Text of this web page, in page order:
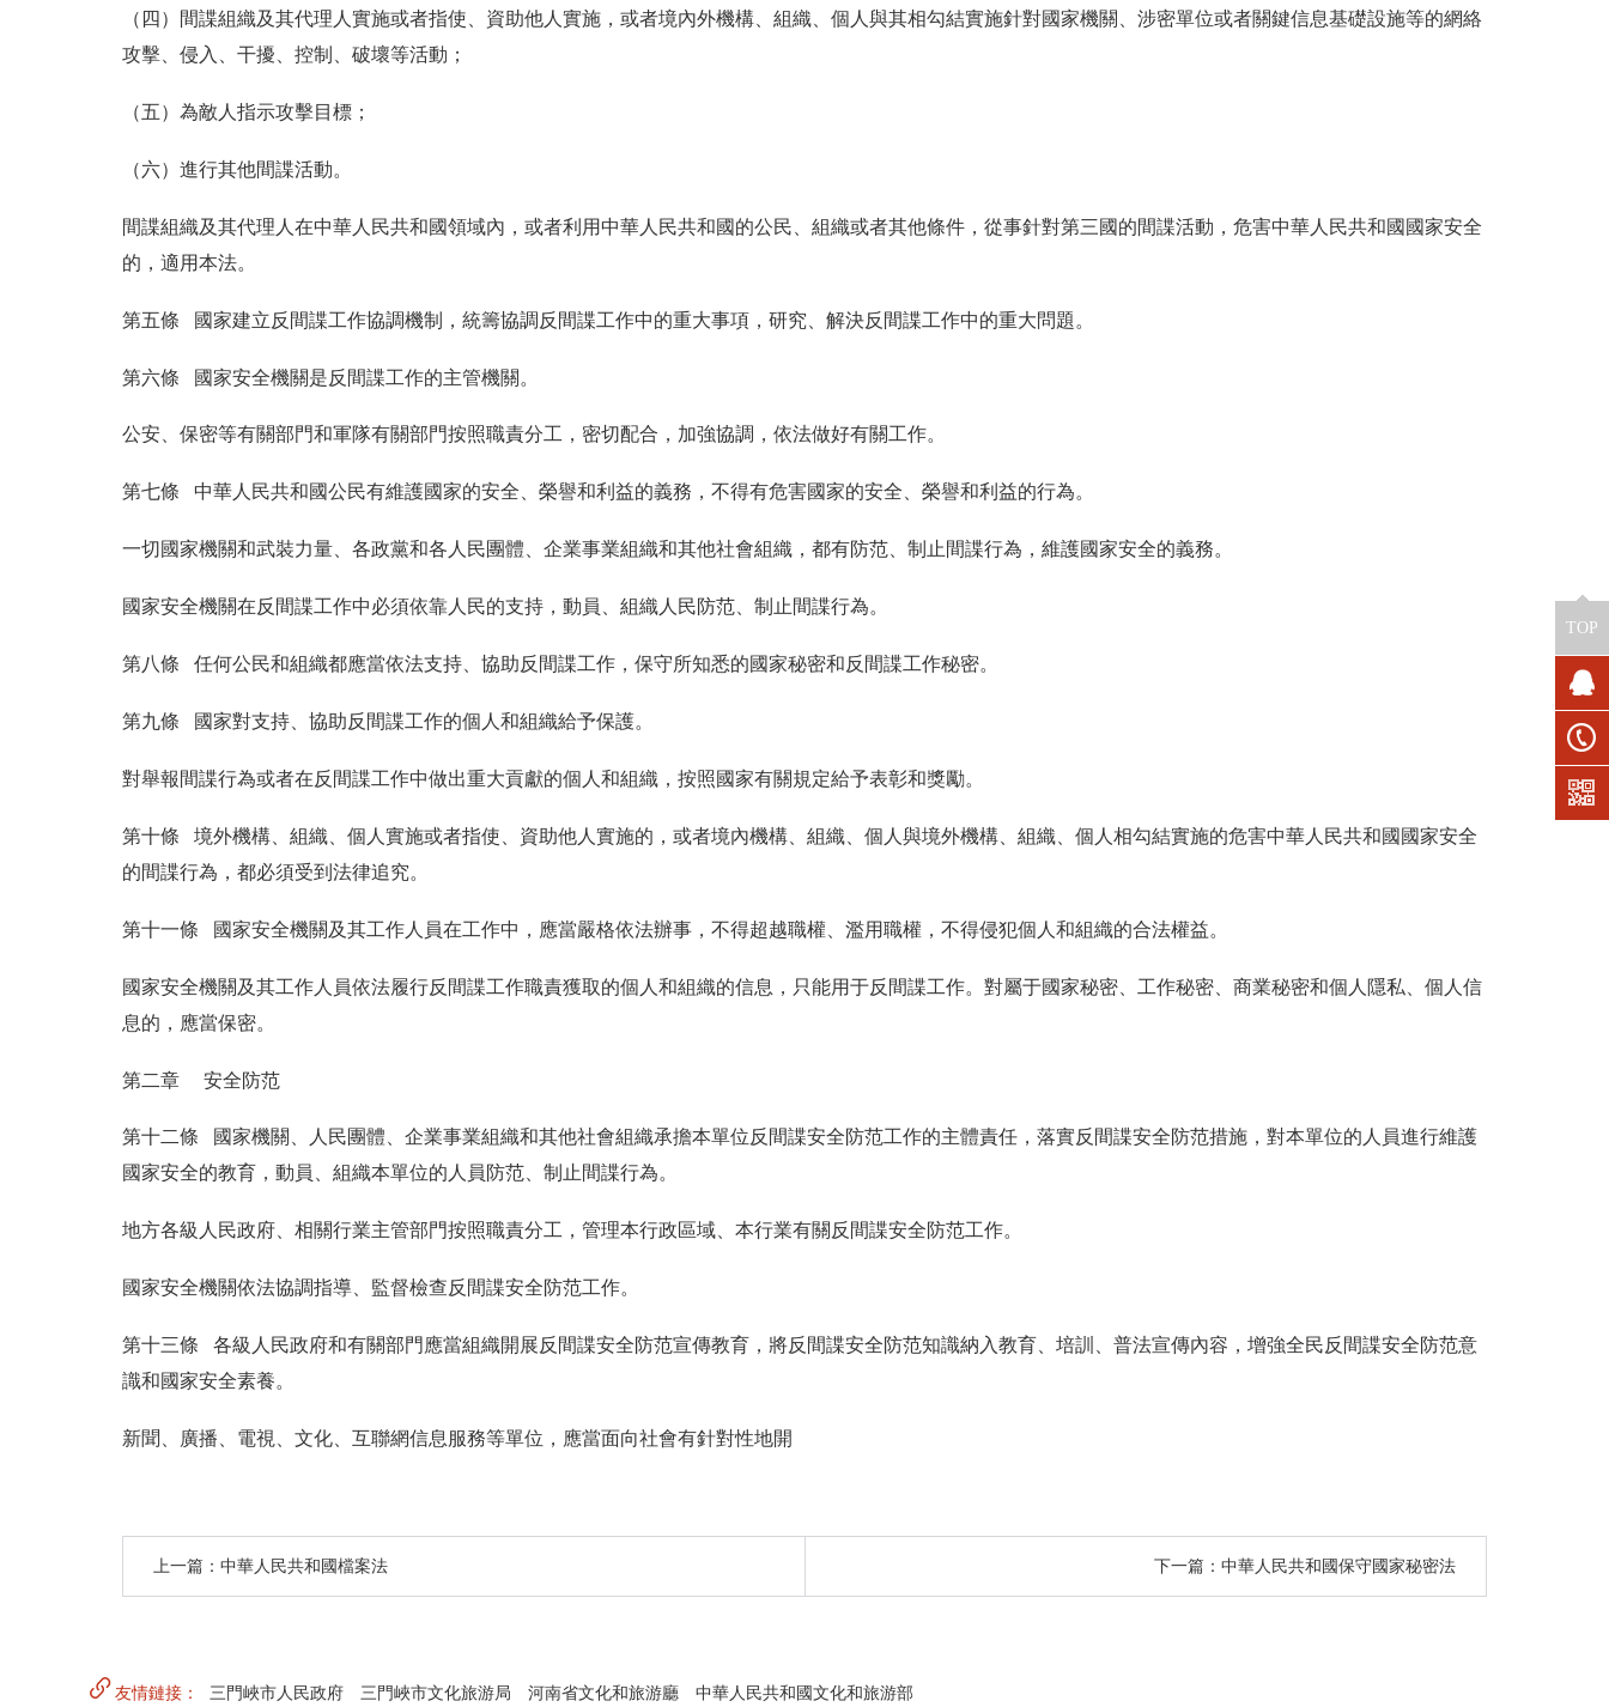
（四）間諜組織及其代理人實施或者指使、資助他人實施，或者境內外機構、組織、個人與其相勾結實施針對國家機關、涉密單位或者關鍵信息基礎設施等的網絡
攻擊、侵入、干擾、控制、破壞等活動；
（五）為敵人指示攻擊目標；
（六）進行其他間諜活動。
間諜組織及其代理人在中華人民共和國領域內，或者利用中華人民共和國的公民、組織或者其他條件，從事針對第三國的間諜活動，危害中華人民共和國國家安全
的，適用本法。
第五條 國家建立反間諜工作協調機制，統籌協調反間諜工作中的重大事項，研究、解決反間諜工作中的重大問題。
第六條 國家安全機關是反間諜工作的主管機關。
公安、保密等有關部門和軍隊有關部門按照職責分工，密切配合，加強協調，依法做好有關工作。
第七條 中華人民共和國公民有維護國家的安全、榮譽和利益的義務，不得有危害國家的安全、榮譽和利益的行為。
一切國家機關和武裝力量、各政黨和各人民團體、企業事業組織和其他社會組織，都有防范、制止間諜行為，維護國家安全的義務。
國家安全機關在反間諜工作中必須依靠人民的支持，動員、組織人民防范、制止間諜行為。
第八條 任何公民和組織都應當依法支持、協助反間諜工作，保守所知悉的國家秘密和反間諜工作秘密。
第九條 國家對支持、協助反間諜工作的個人和組織給予保護。
對舉報間諜行為或者在反間諜工作中做出重大貢獻的個人和組織，按照國家有關規定給予表彰和獎勵。
第十條 境外機構、組織、個人實施或者指使、資助他人實施的，或者境內機構、組織、個人與境外機構、組織、個人相勾結實施的危害中華人民共和國國家安全
的間諜行為，都必須受到法律追究。
第十一條 國家安全機關及其工作人員在工作中，應當嚴格依法辦事，不得超越職權、濫用職權，不得侵犯個人和組織的合法權益。
國家安全機關及其工作人員依法履行反間諜工作職責獲取的個人和組織的信息，只能用于反間諜工作。對屬于國家秘密、工作秘密、商業秘密和個人隱私、個人信
息的，應當保密。
第二章 安全防范
第十二條 國家機關、人民團體、企業事業組織和其他社會組織承擔本單位反間諜安全防范工作的主體責任，落實反間諜安全防范措施，對本單位的人員進行維護
國家安全的教育，動員、組織本單位的人員防范、制止間諜行為。
地方各級人民政府、相關行業主管部門按照職責分工，管理本行政區域、本行業有關反間諜安全防范工作。
國家安全機關依法協調指導、監督檢查反間諜安全防范工作。
第十三條 各級人民政府和有關部門應當組織開展反間諜安全防范宣傳教育，將反間諜安全防范知識納入教育、培訓、普法宣傳內容，增強全民反間諜安全防范意
識和國家安全素養。
新聞、廣播、電視、文化、互聯網信息服務等單位，應當面向社會有針對性地開
上一篇：中華人民共和國檔案法 下一篇：中華人民共和國保守國家秘密法
友情鏈接： 三門峽市人民政府 三門峽市文化旅游局 河南省文化和旅游廳 中華人民共和國文化和旅游部
TOP